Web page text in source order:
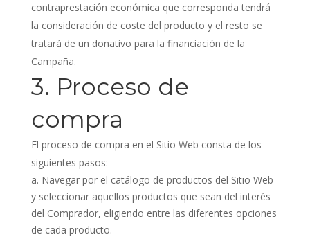
contraprestación económica que corresponda tendrá
la consideración de coste del producto y el resto se
tratará de un donativo para la financiación de la
Campaña.
3. Proceso de
compra
El proceso de compra en el Sitio Web consta de los
siguientes pasos:
Navegar por el catálogo de productos del Sitio Web
y seleccionar aquellos productos que sean del interés
del Comprador, eligiendo entre las diferentes opciones
de cada producto.